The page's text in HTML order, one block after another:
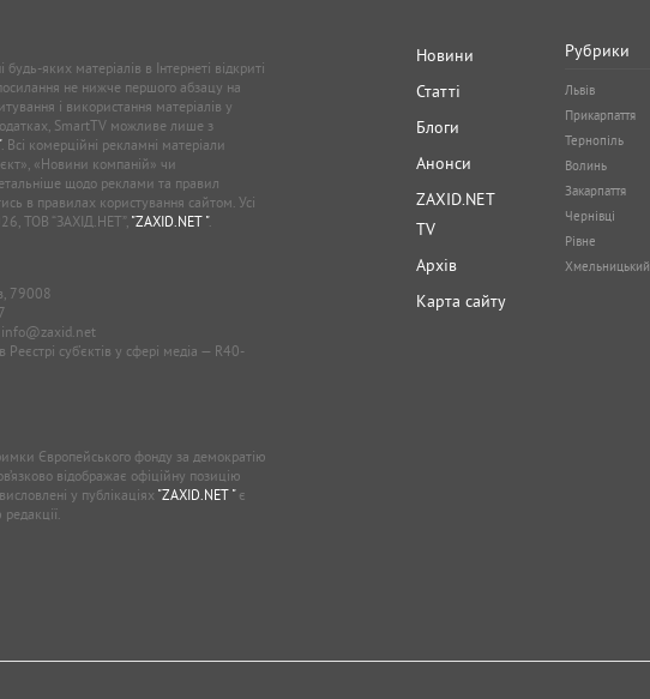
яких матеріалів в Інтернеті відкриті
не нижче першого абзацу на
і використання матеріалів у
SmartTV можливе лише з
. Всі комерційні рекламні матеріали
«Новини компаній» чи
щодо реклами та правил
в правилах користування сайтом. Усі
ТОВ “ЗАХІД.НЕТ”, "ZAXID.NET ".
79008
info@zaxid.net
Реєстрі суб'єктів у сфері медіа — R40-
Європейського фонду за демократію
відображає офіційну позицію
у публікаціях "ZAXID.NET "є
Новини
Статті
Блоги
Анонси
ZAXID.NET
TV
Архів
Карта сайту
Рубрики
Львів
Прикарпаття
Тернопіль
Волинь
Закарпаття
Чернівці
Рівне
Хмельницький